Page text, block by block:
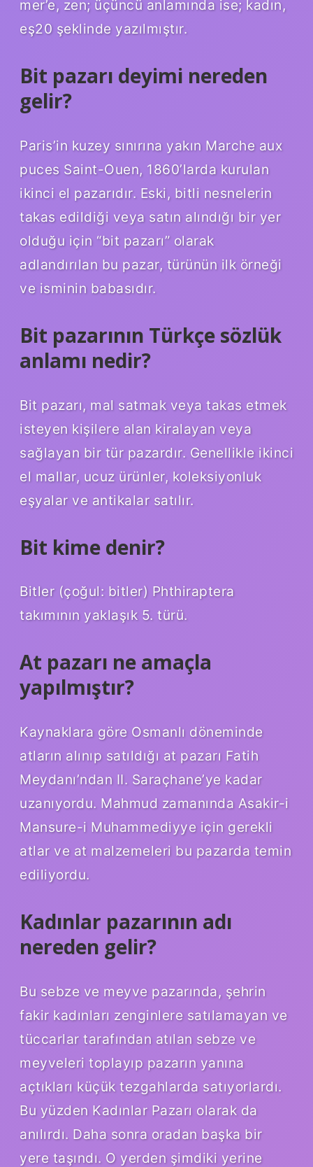
mer’e, zen; üçüncü anlamında ise; kadın,
eş20 şeklinde yazılmıştır.
Bit pazarı deyimi nereden
gelir?
Paris’in kuzey sınırına yakın Marche aux
puces Saint-Ouen, 1860’larda kurulan
ikinci el pazarıdır. Eski, bitli nesnelerin
takas edildiği veya satın alındığı bir yer
olduğu için “bit pazarı” olarak
adlandırılan bu pazar, türünün ilk örneği
ve isminin babasıdır.
Bit pazarının Türkçe sözlük
anlamı nedir?
Bit pazarı, mal satmak veya takas etmek
isteyen kişilere alan kiralayan veya
sağlayan bir tür pazardır. Genellikle ikinci
el mallar, ucuz ürünler, koleksiyonluk
eşyalar ve antikalar satılır.
Bit kime denir?
Bitler (çoğul: bitler) Phthiraptera
takımının yaklaşık 5. türü.
At pazarı ne amaçla
yapılmıştır?
Kaynaklara göre Osmanlı döneminde
atların alınıp satıldığı at pazarı Fatih
Meydanı’ndan II. Saraçhane’ye kadar
uzanıyordu. Mahmud zamanında Asakir-i
Mansure-i Muhammediyye için gerekli
atlar ve at malzemeleri bu pazarda temin
ediliyordu.
Kadınlar pazarının adı
nereden gelir?
Bu sebze ve meyve pazarında, şehrin
fakir kadınları zenginlere satılamayan ve
tüccarlar tarafından atılan sebze ve
meyveleri toplayıp pazarın yanına
açtıkları küçük tezgahlarda satıyorlardı.
Bu yüzden Kadınlar Pazarı olarak da
anılırdı. Daha sonra oradan başka bir
yere taşındı. O yerden şimdiki yerine